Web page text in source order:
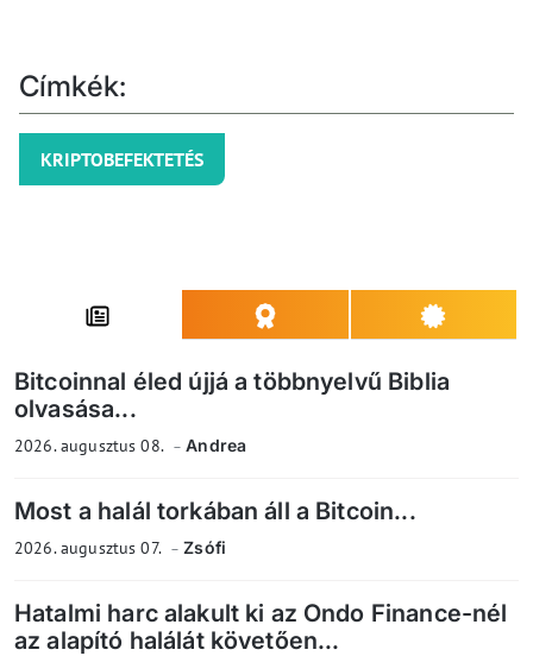
Címkék:
KRIPTOBEFEKTETÉS
Bitcoinnal éled újjá a többnyelvű Biblia
olvasása...
2026. augusztus 08. Andrea
Most a halál torkában áll a Bitcoin...
2026. augusztus 07. Zsófi
Hatalmi harc alakult ki az Ondo Finance-nél
az alapító halálát követően...